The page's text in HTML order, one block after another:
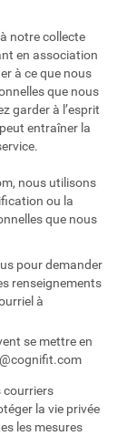
notre collecte
en association
à ce que nous
que nous
garder à l’esprit
entraîner la
nous utilisons
ou la
que nous
pour demander
renseignements
à
se mettre en
courriers
la vie privée
les mesures